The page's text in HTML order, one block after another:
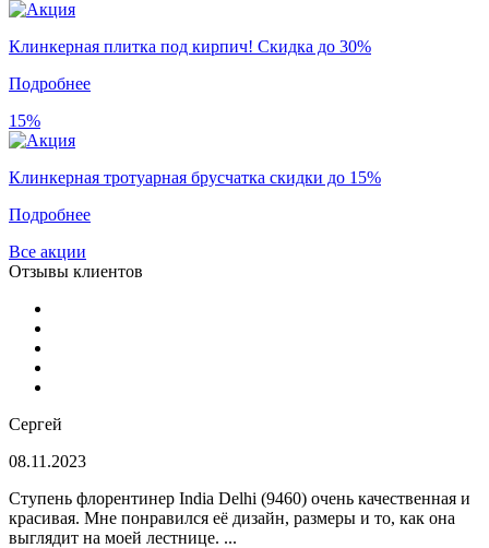
Клинкерная плитка под кирпич! Скидка до 30%
Подробнее
15%
Клинкерная тротуарная брусчатка скидки до 15%
Подробнее
Все акции
Отзывы клиентов
Сергей
08.11.2023
Ступень флорентинер India Delhi (9460) очень качественная и
красивая. Мне понравился её дизайн, размеры и то, как она
выглядит на моей лестнице. ...